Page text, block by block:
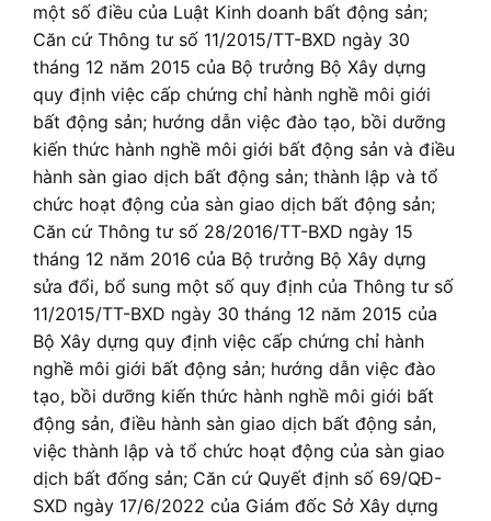
một số điều của Luật Kinh doanh bất động sản;
Căn cứ Thông tư số 11/2015/TT-BXD ngày 30
tháng 12 năm 2015 của Bộ trưởng Bộ Xây dựng
quy định việc cấp chứng chỉ hành nghề môi giới
bất động sản; hướng dẫn việc đào tạo, bồi dưỡng
kiến thức hành nghề môi giới bất động sản và điều
hành sàn giao dịch bất động sản; thành lập và tổ
chức hoạt động của sàn giao dịch bất động sản;
Căn cứ Thông tư số 28/2016/TT-BXD ngày 15
tháng 12 năm 2016 của Bộ trưởng Bộ Xây dựng
sửa đổi, bổ sung một số quy định của Thông tư số
11/2015/TT-BXD ngày 30 tháng 12 năm 2015 của
Bộ Xây dựng quy định việc cấp chứng chỉ hành
nghề môi giới bất động sản; hướng dẫn việc đào
tạo, bồi dưỡng kiến thức hành nghề môi giới bất
động sản, điều hành sàn giao dịch bất động sản,
việc thành lập và tổ chức hoạt động của sàn giao
dịch bất đống sản; Căn cứ Quyết định số 69/QĐ-
SXD ngày 17/6/2022 của Giám đốc Sở Xây dựng